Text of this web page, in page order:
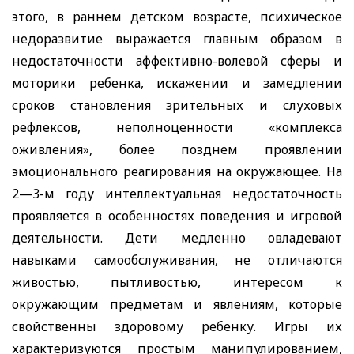
этого, в раннем детском возрасте, психическое
недоразвитие выражается главным образом в
недостаточности аффективно-волевой сферы и
моторики ребенка, искажении и замедлении
сроков становления зрительных и слуховых
рефлексов, неполноценности «комплекса
оживления», более позднем проявлении
эмоционального реагирования на окружающее. На
2—3-м году интеллектуальная недостаточность
проявляется в особенностях поведения и игровой
деятельности. Дети медленно овладевают
навыками самообслуживания, не отличаются
живостью, пытливостью, интересом к
окружающим предметам и явлениям, которые
свойственны здоровому ребенку. Игры их
характеризуются простым манипулированием,